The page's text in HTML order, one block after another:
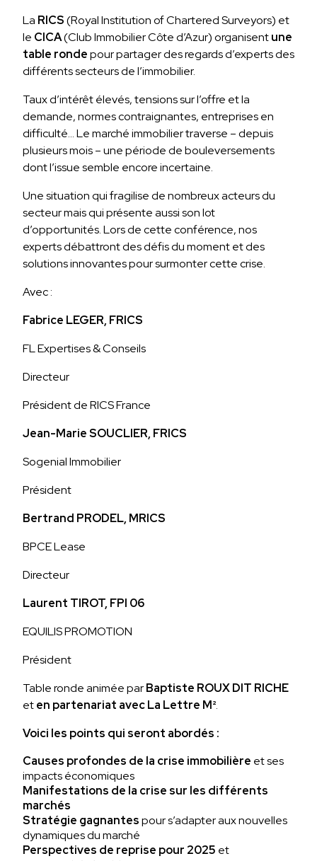
La RICS(Royal Institution of Chartered Surveyors) et
le CICA(Club Immobilier Côte d’Azur) organisentune
table rondepour partager des regards d’experts des
différents secteurs de l’immobilier.
Taux d’intérêt élevés, tensions sur l’offre et la
demande, normes contraignantes, entreprises en
difficulté… Le marché immobilier traverse – depuis
plusieurs mois – une période de bouleversements
dont l’issue semble encore incertaine.
Une situation qui fragilise de nombreux acteurs du
secteur mais qui présente aussi son lot
d’opportunités. Lors de cette conférence, nos
experts débattront des défis du moment et des
solutions innovantes pour surmonter cette crise.
Avec :
Fabrice LEGER, FRICS
FL Expertises & Conseils
Directeur
Président de RICS France
Jean-Marie SOUCLIER, FRICS
Sogenial Immobilier
Président
Bertrand PRODEL, MRICS
BPCE Lease
Directeur
Laurent TIROT, FPI 06
EQUILIS PROMOTION
Président
Table ronde animée parBaptiste ROUX DIT RICHE
eten partenariat avec La Lettre M².
Voici les points qui seront abordés :
Causes profondes de la crise immobilière et ses
impacts économiques
Manifestations de la crise sur les différents
marchés
Stratégie gagnantespour s’adapter aux nouvelles
dynamiques du marché
Perspectives de reprise pour 2025 et